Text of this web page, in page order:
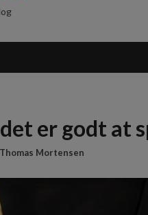
er godt at
Thomas Mortensen